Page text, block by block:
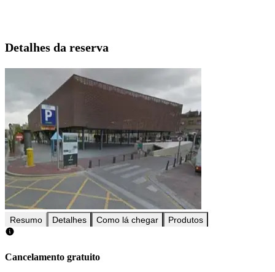
Detalhes da reserva
Resumo Detalhes Como lá chegar Produtos
Cancelamento gratuito